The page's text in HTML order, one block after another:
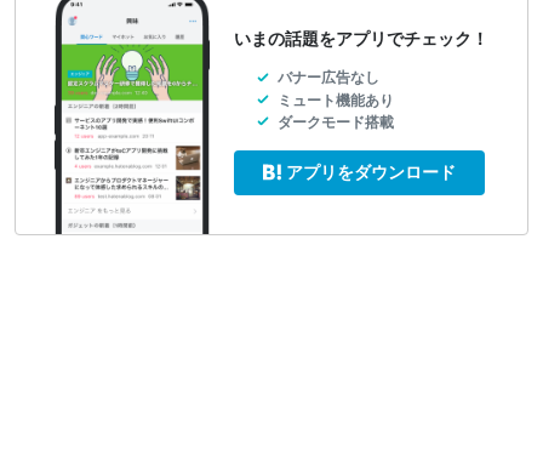
いまの話題をアプリでチェック！
バナー広告なし
ミュート機能あり
ダークモード搭載
アプリをダウンロード